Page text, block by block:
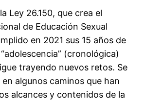
Ley 26.150, que crea el
de Educación Sexual
en 2021 sus 15 años de
(cronológica)
trayendo nuevos retos. Se
algunos caminos que han
alcances y contenidos de la